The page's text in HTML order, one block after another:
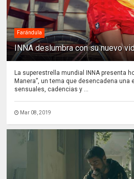
Farándula
INNA deslumbra con su nuevo
La superestrella mundial INNA presenta
Manera”, un tema que desencadena una
sensuales, cadencias y ...
Mar 08, 2019